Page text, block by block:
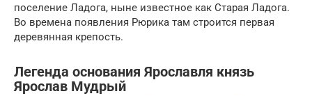
поселение Ладога, ныне известное как Старая Ладога.
Во времена появления Рюрика там строится первая
деревянная крепость.
Легенда основания Ярославля князь
Ярослав Мудрый